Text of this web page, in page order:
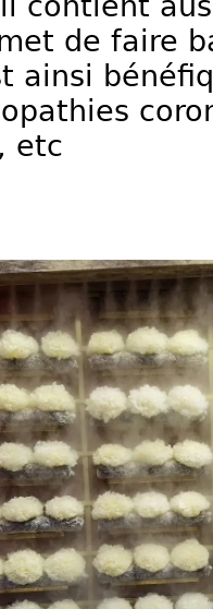
de faire
ainsi
etc